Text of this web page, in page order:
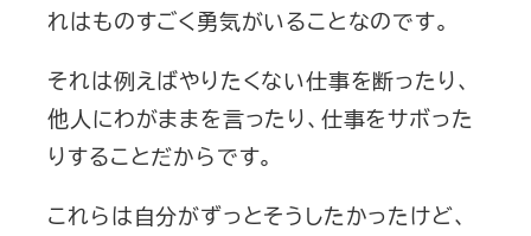
れはものすごく勇気がいることなのです。
それは例えばやりたくない仕事を断ったり、
他人にわがままを言ったり、仕事をサボった
りすることだからです。
これらは自分がずっとそうしたかったけど、